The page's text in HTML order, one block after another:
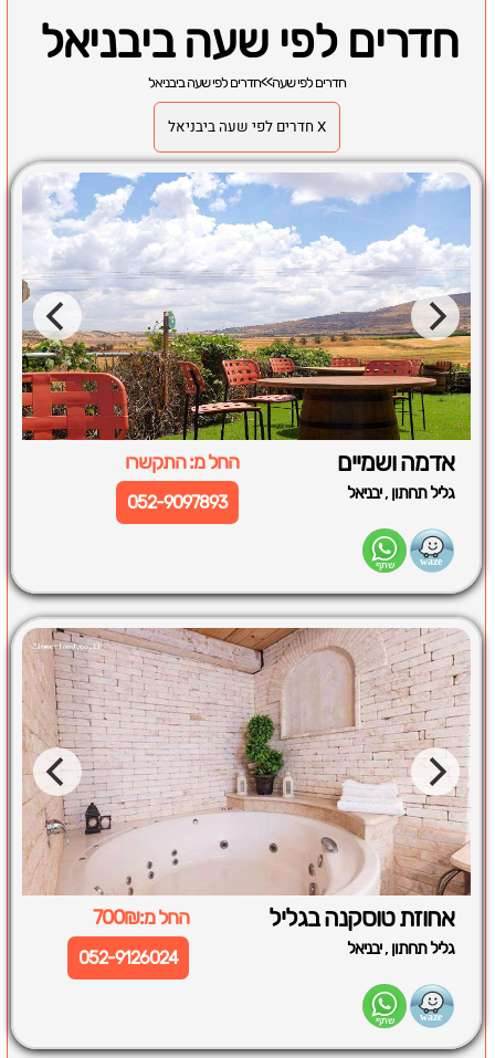
חדרים לפי שעה ביבניאל
חדרים לפי שעה>>חדרים לפי שעה ביבניאל
X חדרים לפי שעה ביבניאל
אדמה ושמיים החל מ: התקשרו
גליל תחתון ,יבניאל 052-9097893
אחוזת טוסקנה בגליל החל מ:700₪
גליל תחתון ,יבניאל 052-9126024